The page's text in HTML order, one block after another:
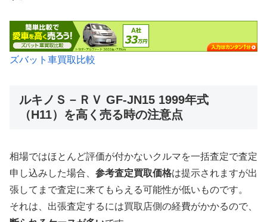
ズバット車買取比較
ルキノＳ－ＲＶ GF-JN15 1999年式
（H11）を高く売る時の注意点
相場ではほとんど評価が付かないクルマを一括査定で査定
申し込みした場合、 参考査定買取価格は提示されますが出
張してまで査定に来てもらえる可能性が低いものです。
それは、出張査定するには買取店側の経費がかかるので、